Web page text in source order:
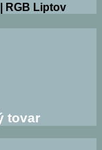
RGB Liptov
tovar